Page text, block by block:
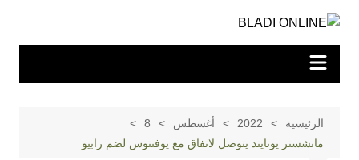
المحتوى
الرئيسية 2022 أغسطس
8
مانشستر يونايتد يتوصل لاتفاق مع يوفنتوس لضم رابيو